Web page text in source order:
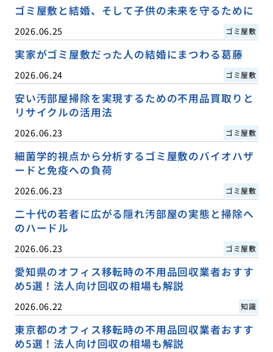
ゴミ屋敷と結婚、そして子供の未来を守るために
2026.06.25 ゴミ屋敷
実家がゴミ屋敷だった人の結婚にまつわる葛藤
2026.06.24 ゴミ屋敷
安い汚部屋掃除を実現するための不用品買取りと
リサイクルの活用法
2026.06.23 ゴミ屋敷
細菌学的視点から分析するゴミ屋敷のバイオハザ
ードと免疫への負荷
2026.06.23 ゴミ屋敷
二十代の若者に広がる隠れ汚部屋の実態と掃除へ
のハードル
2026.06.23 ゴミ屋敷
愛知県のオフィス移転時の不用品回収業者おすす
め5選！法人向け回収の相場も解説
2026.06.22 知識
東京都のオフィス移転時の不用品回収業者おすす
め5選！法人向け回収の相場も解説